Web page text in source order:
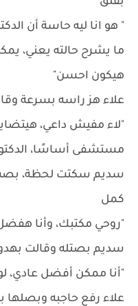
" هو انا ليه حاسة أن
ما يشرح حالته يعني،
هيكون احسن"
علاء هز راسه بسرعة
"لاء مفيش داعي،
مستشفى أساسًا،
سديم سكتت لحظة، بصت
كمل
"روحي مكتبك، وأنا
سديم بصتله وقالت
"أنا ممكن أفضل عادي،
علاء رفع حاجبه